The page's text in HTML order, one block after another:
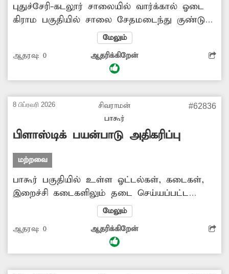
புதுச்சேரி-கடலூர் சாலையில் வார்க்கால் ஓடை
கிராம பகுதியில் சாலை சேதமடைந்து குண்டும்,
குழியுமாக காட்சியளிக்கிறது. இதனால் அங்கு
அடிக்கடி விபத்து ஏற்பட்டு வருகிறது. சாலையை
சீரமைக்க நடவடிக்கை எடுக்க வேண்டும்.
மேலும்
ஆதரவு: 0 ஆதரிக்கிறேன்
8 பிப்ரவரி 2026
சிவராமன்
பாகூர்
#62836
பிளாஸ்டிக் பயன்பாடு அதிகரிப்பு
மற்றவை
பாகூர் பகுதியில் உள்ள ஓட்டல்கள், கடைகள்,
இறைச்சி கடைகளிலும் தடை செய்யப்பட்ட
பிளாஸ்டிக் பைகள் பயன்படுத்தப்படுகிறது.
இதனால் சுற்றுச்சூழலுக்கு பாதிப்பு ஏற்படும்.
பிளாஸ்டிக் பயன்பாட்டை குறைக்க அதிகாரிகள்
நடவடிக்கை எடுப்பார்களா?
மேலும்
ஆதரவு: 0 ஆதரிக்கிறேன்